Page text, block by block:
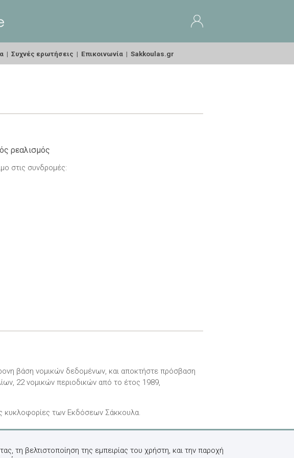
| Συχνές ερωτήσεις | Επικοινωνία | Sakkoulas.gr
ρεαλισμός
στις συνδρομές:
βάση νομικών δεδομένων, και αποκτήστε πρόσβαση
22 νομικών περιοδικών από το έτος 1989,
κυκλοφορίες των Εκδόσεων Σάκκουλα.
τη βελτιστοποίηση της εμπειρίας του χρήστη, και την παροχή